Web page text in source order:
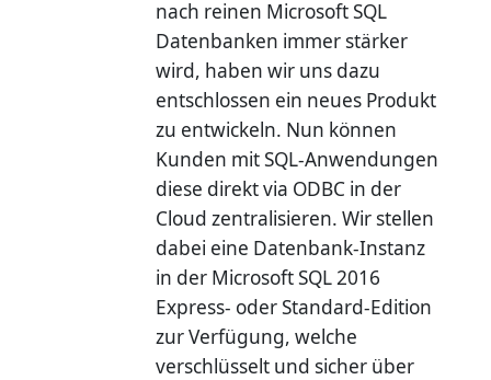
nach reinen Microsoft SQL
Datenbanken immer stärker
wird, haben wir uns dazu
entschlossen ein neues Produkt
zu entwickeln. Nun können
Kunden mit SQL-Anwendungen
diese direkt via ODBC in der
Cloud zentralisieren. Wir stellen
dabei eine Datenbank-Instanz
in der Microsoft SQL 2016
Express- oder Standard-Edition
zur Verfügung, welche
verschlüsselt und sicher über